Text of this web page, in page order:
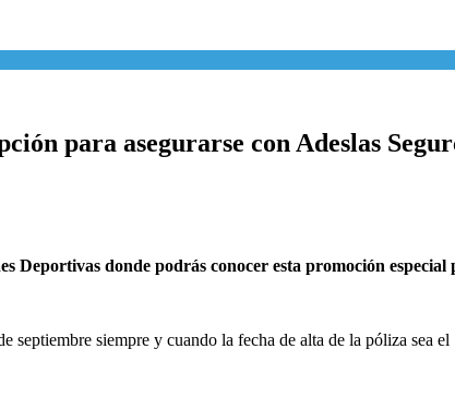
para asegurarse con Adeslas
donde podrás conocer esta promoción especial
septiembre siempre y cuando la fecha de alta de la póliza sea el